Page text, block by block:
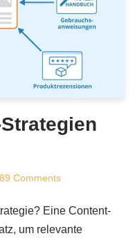
Comments
Eine Content-
um relevante